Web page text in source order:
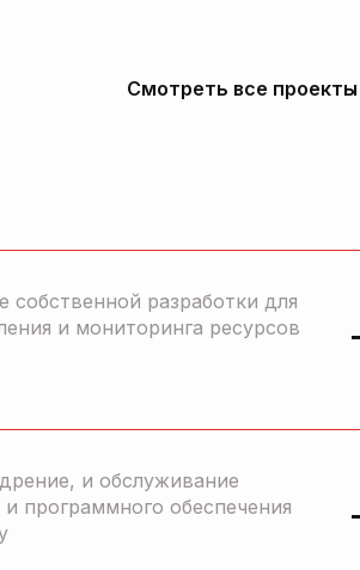
Смотреть все проекты
разработки для
и мониторинга ресурсов
и обслуживание
программного обеспечения